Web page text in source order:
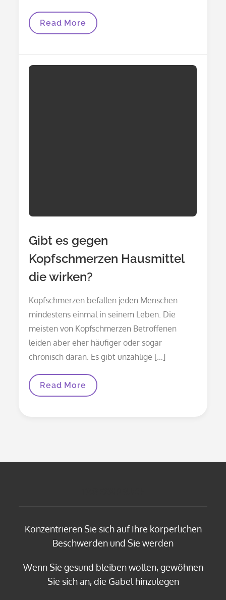
Cluster-
Kopfschmerzen
Hausmittel?
Read More
Gibt es gegen
Kopfschmerzen Hausmittel
die wirken?
Kopfschmerzen befallen jeden Menschen
mindestens einmal in seinem Leben. Die
meisten von Kopfschmerzen Betroffenen
leiden aber eher häufiger oder sogar
chronisch daran. Es gibt unzählige […]
Gibt
Read More
Konzentrieren Sie sich auf Ihre körperlichen
Beschwerden und Sie werden
Wenn Sie gesund bleiben wollen, gewöhnen
Sie sich an, die Gabel hinzulegen